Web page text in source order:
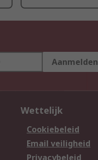
Aanmelden
Wettelijk
Cookiebeleid
Email veiligheid
Privacybeleid